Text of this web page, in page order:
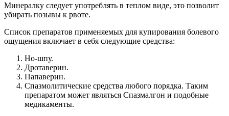
Минералку следует употреблять в теплом виде, это позволит
убирать позывы к рвоте.
Список препаратов применяемых для купирования болевого
ощущения включает в себя следующие средства:
Но-шпу.
Дротаверин.
Папаверин.
Спазмолитические средства любого порядка. Таким
препаратом может являться Спазмалгон и подобные
медикаменты.